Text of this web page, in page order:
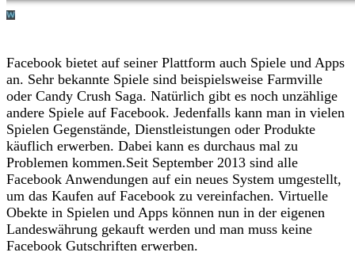
Facebook bietet auf seiner Plattform auch Spiele und Apps
an. Sehr bekannte Spiele sind beispielsweise Farmville
oder Candy Crush Saga. Natürlich gibt es noch unzählige
andere Spiele auf Facebook. Jedenfalls kann man in vielen
Spielen Gegenstände, Dienstleistungen oder Produkte
käuflich erwerben. Dabei kann es durchaus mal zu
Problemen kommen.Seit September 2013 sind alle
Facebook Anwendungen auf ein neues System umgestellt,
um das Kaufen auf Facebook zu vereinfachen. Virtuelle
Obekte in Spielen und Apps können nun in der eigenen
Landeswährung gekauft werden und man muss keine
Facebook Gutschriften erwerben.